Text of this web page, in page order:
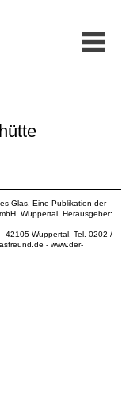
Glas. Eine Publikation der
, Wuppertal. Herausgeber:
42105 Wuppertal. Tel. 0202 /
- www.der-